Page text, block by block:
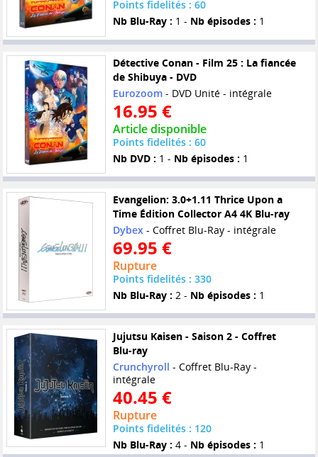
Points fidelités : 60
Nb Blu-Ray : 1 - Nb épisodes : 1
Détective Conan - Film 25 : La fiancée
de Shibuya - DVD
Eurozoom- DVD Unité - intégrale
16.95 €
Article disponible
Points fidelités : 60
Nb DVD : 1 - Nb épisodes : 1
Evangelion: 3.0+1.11 Thrice Upon a
Time Édition Collector A4 4K Blu-ray
Dybex - Coffret Blu-Ray - intégrale
69.95 €
Rupture
Points fidelités : 330
Nb Blu-Ray : 2 - Nb épisodes : 1
Jujutsu Kaisen - Saison 2 - Coffret
Blu-ray
Crunchyroll - Coffret Blu-Ray -
intégrale
40.45 €
Rupture
Points fidelités : 120
Nb Blu-Ray : 4 - Nb épisodes : 1